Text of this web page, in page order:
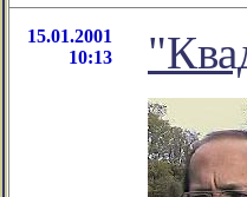
15.01.2001
10:13